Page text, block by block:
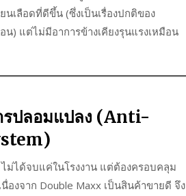
นเลือดที่ดีขึ้น (ซึ่งเป็นเรื่องปกติของ
น) แต่ไม่มีอาการข้างเคียงรุนแรงเหมือน
รปลอมแปลง (Anti-
ม่ได้จบแค่ในโรงงาน แต่ต้องครอบคลุม
งจาก Double Maxx เป็นสินค้าขายดี จึง